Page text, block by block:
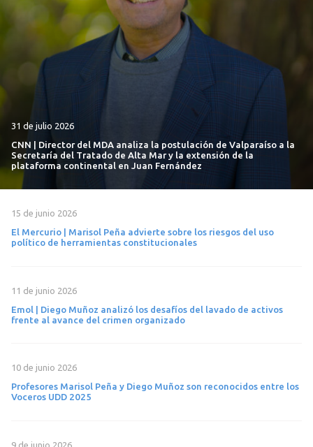
31 de julio 2026
CNN | Director del MDA analiza la postulación de Valparaíso a la
Secretaría del Tratado de Alta Mar y la extensión de la
plataforma continental en Juan Fernández
15 de junio 2026
El Mercurio | Marisol Peña advierte sobre los riesgos del uso
político de herramientas constitucionales
11 de junio 2026
Emol | Diego Muñoz analizó los desafíos del lavado de activos
frente al avance del crimen organizado
10 de junio 2026
Profesores Marisol Peña y Diego Muñoz son reconocidos entre los
Voceros UDD 2025
9 de junio 2026